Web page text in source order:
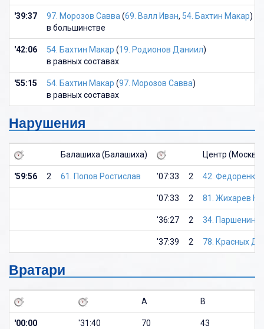
'39:37 97. Морозов Савва (69. Валл Иван, 54. Бахтин Макар)
в большинстве
'42:06 54. Бахтин Макар (19. Родионов Даниил)
в равных составах
'55:15 54. Бахтин Макар (97. Морозов Савва)
в равных составах
Нарушения
Балашиха (Балашиха) Центр (Москва)
'59:56 2 61. Попов Ростислав '07:33 2 42. Федоренко
'07:33 2 81. Жихарев
'36:27 2 34. Паршенин
'37:39 2 78. Красных
Вратари
A B
'00:00 '31:40 70 43